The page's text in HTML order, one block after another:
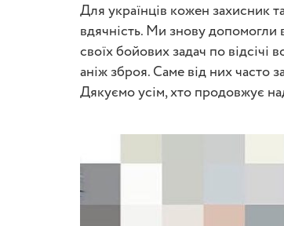
Для українців кожен захисник
вдячність. Ми знову
своїх бойових задач по
аніж зброя. Саме від них часто
Дякуємо усім, хто продовжує